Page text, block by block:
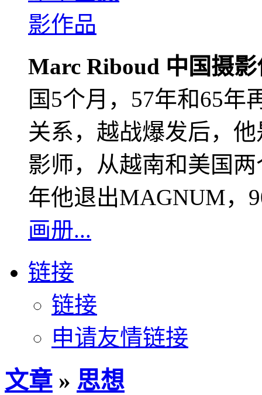
Marc Riboud 中国摄
国5个月，57年和65年
关系，越战爆发后，
影师，从越南和美国
年他退出MAGNUM，
画册...
链接
链接
申请友情链接
文章 » 思想